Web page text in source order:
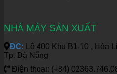
NHÀ MÁY SẢN XUẤT
ĐC: Lô 400 Khu B1-10 , Hòa
Tp. Đà Nẵng
Điện thoại: (+84)